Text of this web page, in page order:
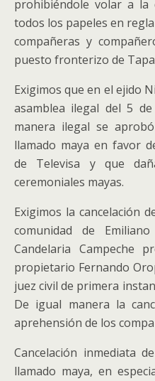
prohibiéndole volar a la
todos los papeles en
compañeras y
puesto fronterizo de
Exigimos que en el ejido
asamblea ilegal del 5
manera ilegal se
llamado maya en favor
de Televisa y que
ceremoniales mayas.
Exigimos la cancelación
comunidad de
Candelaria Campeche
propietario Fernando
juez civil de primera
De igual manera la
aprehensión de los
Cancelación inmediata
llamado maya, en